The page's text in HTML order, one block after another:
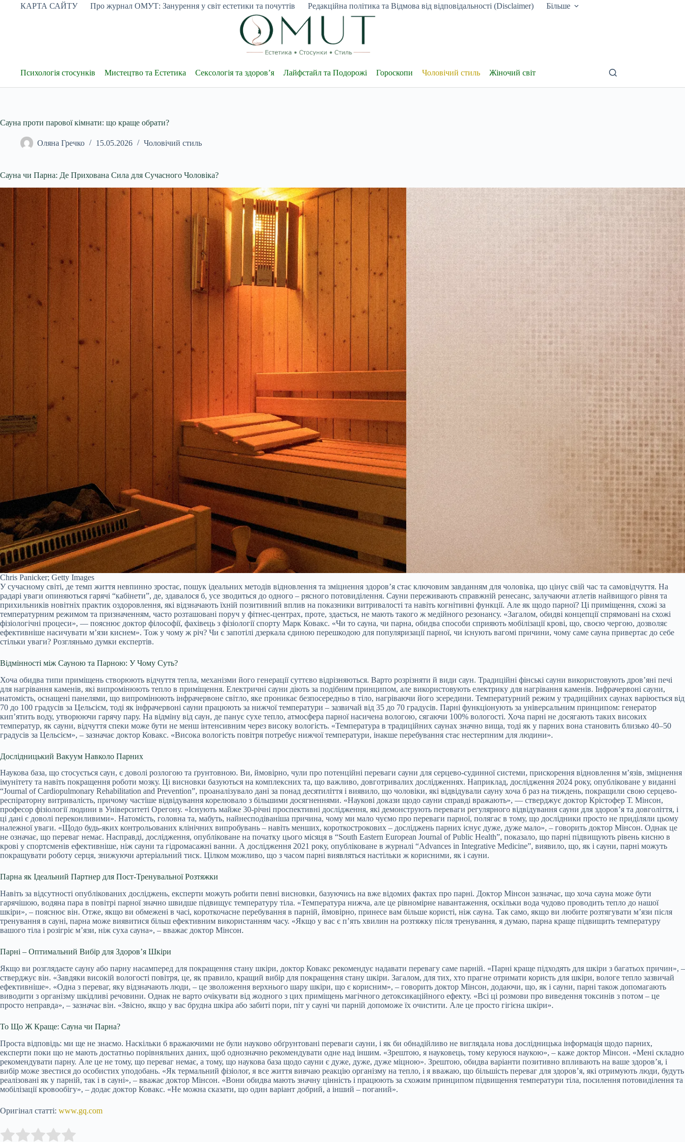
ПерейтиКАРТА САЙТУ Про журнал ОМУТ: Занурення у світ естетики та почуттів Редакційна політика та Відмова від відповідальності (Disclaimer) Більше
Психологія стосунків Мистецтво та Естетика Сексологія та здоров’я Лайфстайл та Подорожі Гороскопи Чоловічий стиль Жіночий світ
Сауна проти парової кімнати: що краще обрати?
Оляна Гречко 15.05.2026 Чоловічий стиль
Сауна чи Парна: Де Прихована Сила для Сучасного Чоловіка?
Chris Panicker; Getty Images
У сучасному світі, де темп життя невпинно зростає, пошук ідеальних методів відновлення та зміцнення здоров’я стає ключовим завданням для чоловіка, що цінує свій час та самовідчуття. На
радарі уваги опиняються гарячі “кабінети”, де, здавалося б, усе зводиться до одного – рясного потовиділення. Сауни переживають справжній ренесанс, залучаючи атлетів найвищого рівня та
прихильників новітніх практик оздоровлення, які відзначають їхній позитивний вплив на показники витривалості та навіть когнітивні функції. Але як щодо парної? Ці приміщення, схожі за
температурним режимом та призначенням, часто розташовані поруч у фітнес-центрах, проте, здається, не мають такого ж медійного резонансу. «Загалом, обидві концепції спрямовані на схожі
фізіологічні процеси», — пояснює доктор філософії, фахівець з фізіології спорту Марк Ковакс. «Чи то сауна, чи парна, обидва способи сприяють мобілізації крові, що, своєю чергою, дозволяє
ефективніше насичувати м’язи киснем». Тож у чому ж річ? Чи є запотілі дзеркала єдиною перешкодою для популяризації парної, чи існують вагомі причини, чому саме сауна привертає до себе
стільки уваги? Розгляньмо думки експертів.
Відмінності між Сауною та Парною: У Чому Суть?
Хоча обидва типи приміщень створюють відчуття тепла, механізми його генерації суттєво відрізняються. Варто розрізняти й види саун. Традиційні фінські сауни використовують дров’яні печі
для нагрівання каменів, які випромінюють тепло в приміщення. Електричні сауни діють за подібним принципом, але використовують електрику для нагрівання каменів. Інфрачервоні сауни,
натомість, оснащені панелями, що випромінюють інфрачервоне світло, яке проникає безпосередньо в тіло, нагріваючи його зсередини. Температурний режим у традиційних саунах варіюється від
70 до 100 градусів за Цельсієм, тоді як інфрачервоні сауни працюють за нижчої температури – зазвичай від 35 до 70 градусів. Парні функціонують за універсальним принципом: генератор
кип’ятить воду, утворюючи гарячу пару. На відміну від саун, де панує сухе тепло, атмосфера парної насичена вологою, сягаючи 100% вологості. Хоча парні не досягають таких високих
температур, як сауни, відчуття спеки може бути не менш інтенсивним через високу вологість. «Температура в традиційних саунах значно вища, тоді як у парних вона становить близько 40–50
градусів за Цельсієм», – зазначає доктор Ковакс. «Висока вологість повітря потребує нижчої температури, інакше перебування стає нестерпним для людини».
Дослідницький Вакуум Навколо Парних
Наукова база, що стосується саун, є доволі розлогою та ґрунтовною. Ви, ймовірно, чули про потенційні переваги сауни для серцево-судинної системи, прискорення відновлення м’язів, зміцнення
імунітету та навіть покращення роботи мозку. Ці висновки базуються на комплексних та, що важливо, довготривалих дослідженнях. Наприклад, дослідження 2024 року, опубліковане у виданні
“Journal of Cardiopulmonary Rehabilitation and Prevention”, проаналізувало дані за понад десятиліття і виявило, що чоловіки, які відвідували сауну хоча б раз на тиждень, покращили свою серцево-
респіраторну витривалість, причому частіше відвідування корелювало з більшими досягненнями. «Наукові докази щодо сауни справді вражають», — стверджує доктор Крістофер Т. Мінсон,
професор фізіології людини в Університеті Орегону. «Існують майже 30-річні проспективні дослідження, які демонструють переваги регулярного відвідування сауни для здоров’я та довголіття, і
ці дані є доволі переконливими». Натомість, головна та, мабуть, найнесподіваніша причина, чому ми мало чуємо про переваги парної, полягає в тому, що дослідники просто не приділяли цьому
належної уваги. «Щодо будь-яких контрольованих клінічних випробувань – навіть менших, короткострокових – досліджень парних існує дуже, дуже мало», – говорить доктор Мінсон. Однак це
не означає, що переваг немає. Насправді, дослідження, опубліковане на початку цього місяця в “South Eastern European Journal of Public Health”, показало, що парні підвищують рівень кисню в
крові у спортсменів ефективніше, ніж сауни та гідромасажні ванни. А дослідження 2021 року, опубліковане в журналі “Advances in Integrative Medicine”, виявило, що, як і сауни, парні можуть
покращувати роботу серця, знижуючи артеріальний тиск. Цілком можливо, що з часом парні виявляться настільки ж корисними, як і сауни.
Парна як Ідеальний Партнер для Пост-Тренувальної Розтяжки
Навіть за відсутності опублікованих досліджень, експерти можуть робити певні висновки, базуючись на вже відомих фактах про парні. Доктор Мінсон зазначає, що хоча сауна може бути
гарячішою, водяна пара в повітрі парної значно швидше підвищує температуру тіла. «Температура нижча, але це рівномірне навантаження, оскільки вода чудово проводить тепло до нашої
шкіри», – пояснює він. Отже, якщо ви обмежені в часі, короткочасне перебування в парній, ймовірно, принесе вам більше користі, ніж сауна. Так само, якщо ви любите розтягувати м’язи після
тренування в сауні, парна може виявитися більш ефективним використанням часу. «Якщо у вас є п’ять хвилин на розтяжку після тренування, я думаю, парна краще підвищить температуру
вашого тіла і розігріє м’язи, ніж суха сауна», – вважає доктор Мінсон.
Парні – Оптимальний Вибір для Здоров’я Шкіри
Якщо ви розглядаєте сауну або парну насамперед для покращення стану шкіри, доктор Ковакс рекомендує надавати перевагу саме парній. «Парні краще підходять для шкіри з багатьох причин», –
стверджує він. «Завдяки високій вологості повітря, це, як правило, кращий вибір для покращення стану шкіри. Загалом, для тих, хто прагне отримати користь для шкіри, вологе тепло зазвичай
ефективніше». «Одна з переваг, яку відзначають люди, – це зволоження верхнього шару шкіри, що є корисним», – говорить доктор Мінсон, додаючи, що, як і сауни, парні також допомагають
виводити з організму шкідливі речовини. Однак не варто очікувати від жодного з цих приміщень магічного детоксикаційного ефекту. «Всі ці розмови про виведення токсинів з потом – це
просто неправда», – зазначає він. «Звісно, якщо у вас брудна шкіра або забиті пори, піт у сауні чи парній допоможе їх очистити. Але це просто гігієна шкіри».
То Що Ж Краще: Сауна чи Парна?
Проста відповідь: ми ще не знаємо. Наскільки б вражаючими не були науково обґрунтовані переваги сауни, і як би обнадійливо не виглядала нова дослідницька інформація щодо парних,
експерти поки що не мають достатньо порівняльних даних, щоб однозначно рекомендувати одне над іншим. «Зрештою, я науковець, тому керуюся наукою», – каже доктор Мінсон. «Мені складно
рекомендувати парну. Але це не тому, що переваг немає, а тому, що наукова база щодо сауни є дуже, дуже, дуже міцною». Зрештою, обидва варіанти позитивно впливають на ваше здоров’я, і
вибір може звестися до особистих уподобань. «Як термальний фізіолог, я все життя вивчаю реакцію організму на тепло, і я вважаю, що більшість переваг для здоров’я, які отримують люди, будуть
реалізовані як у парній, так і в сауні», – вважає доктор Мінсон. «Вони обидва мають значну цінність і працюють за схожим принципом підвищення температури тіла, посилення потовиділення та
мобілізації кровообігу», – додає доктор Ковакс. «Не можна сказати, що один варіант добрий, а інший – поганий».
Оригінал статті: www.gq.com
Rate this item: